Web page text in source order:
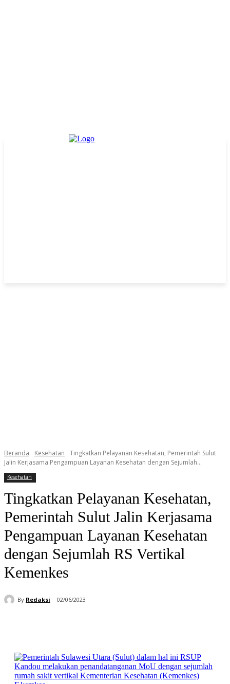
Beranda Kesehatan
Tingkatkan Pelayanan Kesehatan, Pemerintah Sulut
Jalin Kerjasama Pengampuan Layanan Kesehatan dengan Sejumlah...
Kesehatan
Tingkatkan Pelayanan Kesehatan,
Pemerintah Sulut Jalin Kerjasama
Pengampuan Layanan Kesehatan
dengan Sejumlah RS Vertikal
Kemenkes
By Redaksi 02/06/2023